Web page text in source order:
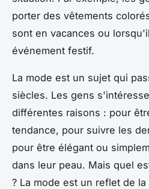
porter des vêtements
sont en vacances ou
événement festif.
La mode est un sujet qui
siècles. Les gens
différentes raisons : pour
tendance, pour suivre les
pour être élégant ou
dans leur peau. Mais quel
? La mode est un reflet de